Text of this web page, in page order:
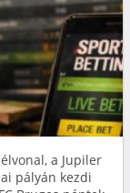
a Jupiler
pályán kezdi